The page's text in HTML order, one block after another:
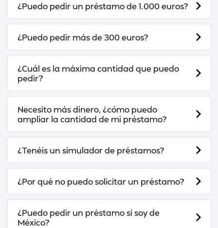
¿Puedo pedir un préstamo de 1.000 euros?
¿Puedo pedir más de 300 euros?
¿Cuál es la máxima cantidad que puedo
pedir?
Necesito más dinero, ¿cómo puedo
ampliar la cantidad de mi préstamo?
¿Tenéis un simulador de préstamos?
¿Por qué no puedo solicitar un préstamo?
¿Puedo pedir un préstamo si soy de
México?